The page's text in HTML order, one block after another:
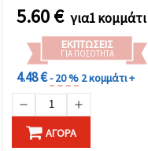
5.60€ για1 κομμάτι
ΕΚΠΤΏΣΕΙΣ
ΓΙΑ ΠΟΣΌΤΗΤΑ
4.48 €- 20 % 2 κομμάτι +
ΑΓΟΡΆ